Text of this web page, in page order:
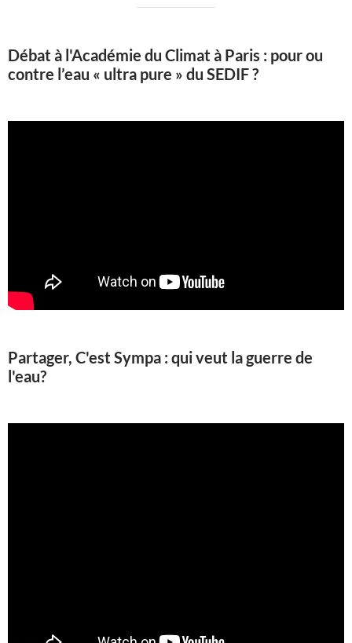
Débat à l'Académie du Climat à Paris : pour ou
contre l’eau « ultra pure » du SEDIF ?
Partager, C'est Sympa : qui veut la guerre de
l'eau?